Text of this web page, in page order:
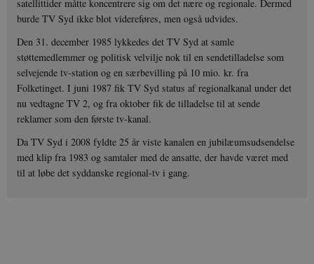
satellittider måtte koncentrere sig om det nære og regionale. Dermed
burde TV Syd ikke blot videreføres, men også udvides.
Den 31. december 1985 lykkedes det TV Syd at samle
støttemedlemmer og politisk velvilje nok til en sendetilladelse som
selvejende tv-station og en særbevilling på 10 mio. kr. fra
Folketinget. I juni 1987 fik TV Syd status af regionalkanal under det
nu vedtagne TV 2, og fra oktober fik de tilladelse til at sende
reklamer som den første tv-kanal.
Da TV Syd i 2008 fyldte 25 år viste kanalen en jubilæumsudsendelse
med klip fra 1983 og samtaler med de ansatte, der havde været med
til at løbe det syddanske regional-tv i gang.